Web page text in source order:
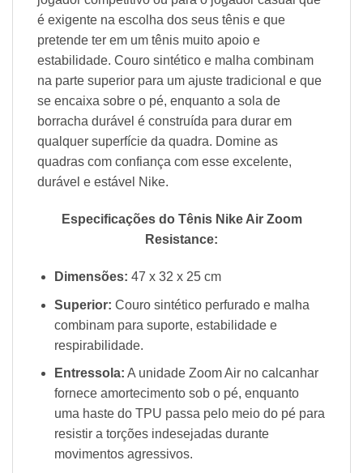
é exigente na escolha dos seus tênis e que
pretende ter em um tênis muito apoio e
estabilidade. Couro sintético e malha combinam
na parte superior para um ajuste tradicional e que
se encaixa sobre o pé, enquanto a sola de
borracha durável é construída para durar em
qualquer superfície da quadra. Domine as
quadras com confiança com esse excelente,
durável e estável Nike.
Especificações do Tênis Nike Air Zoom
Resistance:
Dimensões: 47 x 32 x 25 cm
Superior: Couro sintético perfurado e malha
combinam para suporte, estabilidade e
respirabilidade.
Entressola: A unidade Zoom Air no calcanhar
fornece amortecimento sob o pé, enquanto
uma haste do TPU passa pelo meio do pé para
resistir a torções indesejadas durante
movimentos agressivos.